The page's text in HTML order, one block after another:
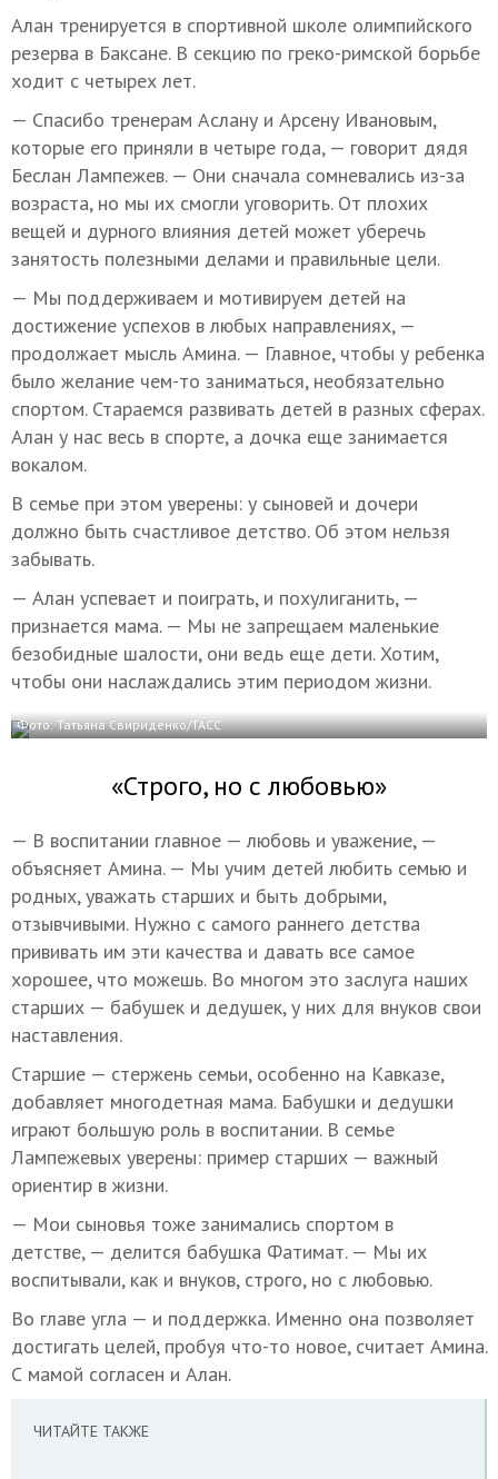
Алан тренируется в спортивной школе олимпийского
резерва в Баксане. В секцию по греко-римской борьбе
ходит с четырех лет.
— Спасибо тренерам Аслану и Арсену Ивановым,
которые его приняли в четыре года, — говорит дядя
Беслан Лампежев. — Они сначала сомневались из-за
возраста, но мы их смогли уговорить. От плохих
вещей и дурного влияния детей может уберечь
занятость полезными делами и правильные цели.
— Мы поддерживаем и мотивируем детей на
достижение успехов в любых направлениях, —
продолжает мысль Амина. — Главное, чтобы у ребенка
было желание чем-то заниматься, необязательно
спортом. Стараемся развивать детей в разных сферах.
Алан у нас весь в спорте, а дочка еще занимается
вокалом.
В семье при этом уверены: у сыновей и дочери
должно быть счастливое детство. Об этом нельзя
забывать.
— Алан успевает и поиграть, и похулиганить, —
признается мама. — Мы не запрещаем маленькие
безобидные шалости, они ведь еще дети. Хотим,
чтобы они наслаждались этим периодом жизни.
Фото: Татьяна Свириденко/ТАСС
«Строго, но с любовью»
— В воспитании главное — любовь и уважение, —
объясняет Амина. — Мы учим детей любить семью и
родных, уважать старших и быть добрыми,
отзывчивыми. Нужно с самого раннего детства
прививать им эти качества и давать все самое
хорошее, что можешь. Во многом это заслуга наших
старших — бабушек и дедушек, у них для внуков свои
наставления.
Старшие — стержень семьи, особенно на Кавказе,
добавляет многодетная мама. Бабушки и дедушки
играют большую роль в воспитании. В семье
Лампежевых уверены: пример старших — важный
ориентир в жизни.
— Мои сыновья тоже занимались спортом в
детстве, — делится бабушка Фатимат. — Мы их
воспитывали, как и внуков, строго, но с любовью.
Во главе угла — и поддержка. Именно она позволяет
достигать целей, пробуя что-то новое, считает Амина.
С мамой согласен и Алан.
ЧИТАЙТЕ ТАКЖЕ